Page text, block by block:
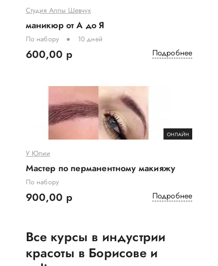
Студия Аллы Шевчук
маникюр от А до Я
По набору 10 дней
600,00 р Подробнее
ОНЛАЙН
У Юлии
Мастер по перманентному макияжу
По набору
900,00 р Подробнее
Все курсы в индустрии
красоты в Борисове и